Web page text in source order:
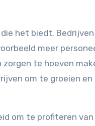
het biedt.
meer
te hoeven
om te groeien
om te profiteren